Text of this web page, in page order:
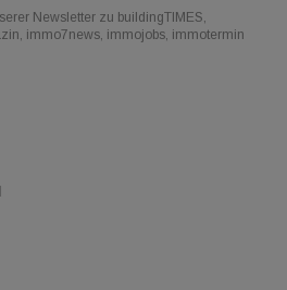
Newsletter zu buildingTIMES,
immo7news, immojobs, immotermin